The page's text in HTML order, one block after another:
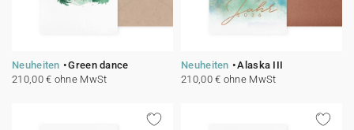
Neuheiten
Green dance
210,00 € ohne MwSt
Neuheiten
Alaska III
210,00 € ohne MwSt